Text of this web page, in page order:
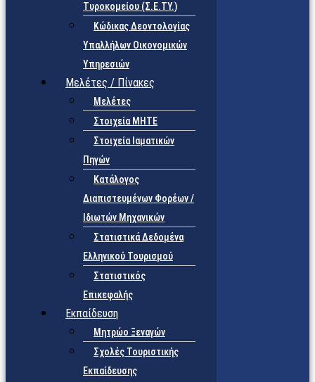
Τυροκομείου (Σ.Ε.TY.)
Κώδικας Δεοντολογίας
Υπαλλήλων Οικονομικών
Υπηρεσιών
Μελέτες / Πίνακες
Μελέτες
Στοιχεία ΜΗΤΕ
Στοιχεία Ιαματικών
Πηγών
Κατάλογος
Διαπιστευμένων Φορέων /
Ιδιωτών Μηχανικών
Στατιστικά Δεδομένα
Ελληνικού Τουρισμού
Στατιστικός
Επικεφαλής
Εκπαίδευση
Μητρώο Ξεναγών
Σχολές Τουριστικής
Εκπαίδευσης